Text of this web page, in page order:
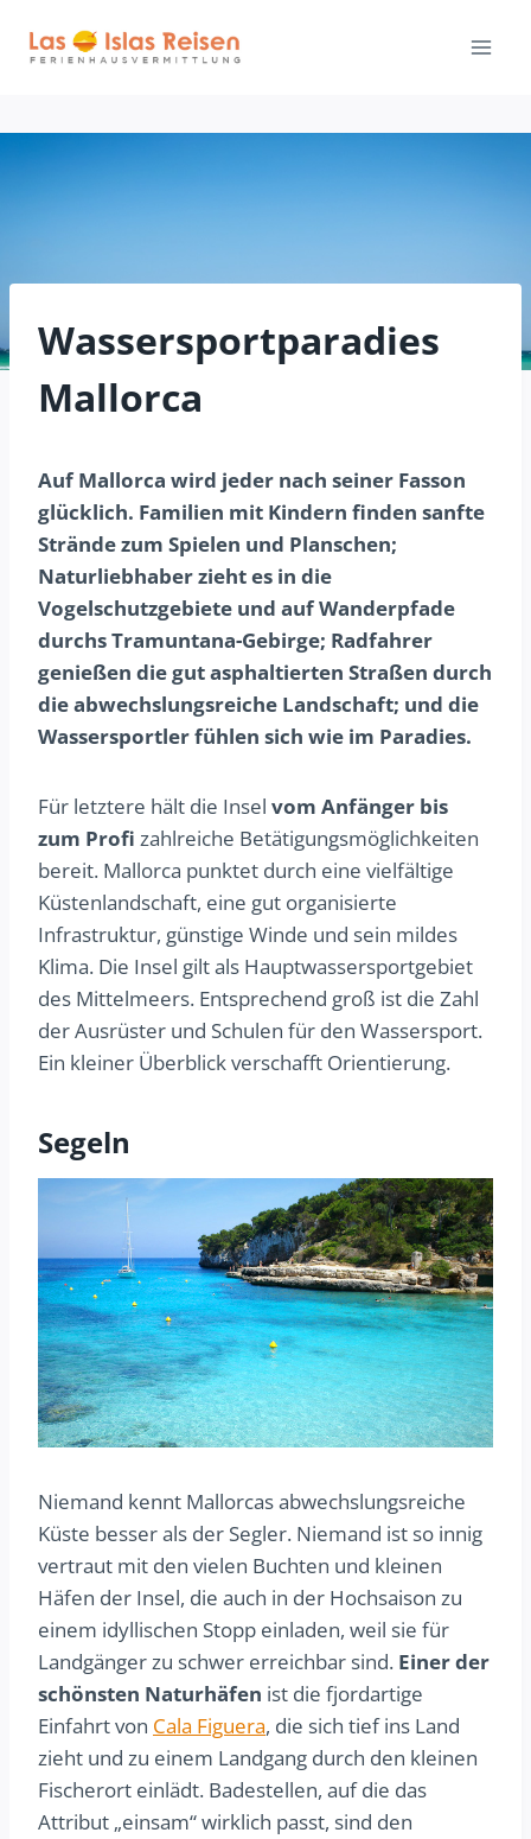
Inhalt
Wassersportparadies
Mallorca
Auf Mallorca wird jeder nach seiner Fasson
glücklich. Familien mit Kindern finden sanfte
Strände zum Spielen und Planschen;
Naturliebhaber zieht es in die
Vogelschutzgebiete und auf Wanderpfade
durchs Tramuntana-Gebirge; Radfahrer
genießen die gut asphaltierten Straßen durch
die abwechslungsreiche Landschaft; und die
Wassersportler fühlen sich wie im Paradies.
Für letztere hält die Insel vom Anfänger bis
zum Profi zahlreiche Betätigungsmöglichkeiten
bereit. Mallorca punktet durch eine vielfältige
Küstenlandschaft, eine gut organisierte
Infrastruktur, günstige Winde und sein mildes
Klima. Die Insel gilt als Hauptwassersportgebiet
des Mittelmeers. Entsprechend groß ist die Zahl
der Ausrüster und Schulen für den Wassersport.
Ein kleiner Überblick verschafft Orientierung.
Segeln
Niemand kennt Mallorcas abwechslungsreiche
Küste besser als der Segler. Niemand ist so innig
vertraut mit den vielen Buchten und kleinen
Häfen der Insel, die auch in der Hochsaison zu
einem idyllischen Stopp einladen, weil sie für
Landgänger zu schwer erreichbar sind. Einer der
schönsten Naturhäfen ist die fjordartige
Einfahrt von Cala Figuera, die sich tief ins Land
zieht und zu einem Landgang durch den kleinen
Fischerort einlädt. Badestellen, auf die das
Attribut „einsam“ wirklich passt, sind den